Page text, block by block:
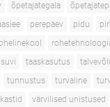
õpetajategala
perepäev pidu
suvi taaskasutus
tunnustus turvaline
värvilised unistused